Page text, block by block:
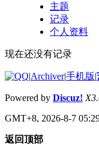
主题
记录
个人资料
现在还没有记录
|Archiver|手机版|
Powered by Discuz!
GMT+8, 2026-8-7
返回顶部